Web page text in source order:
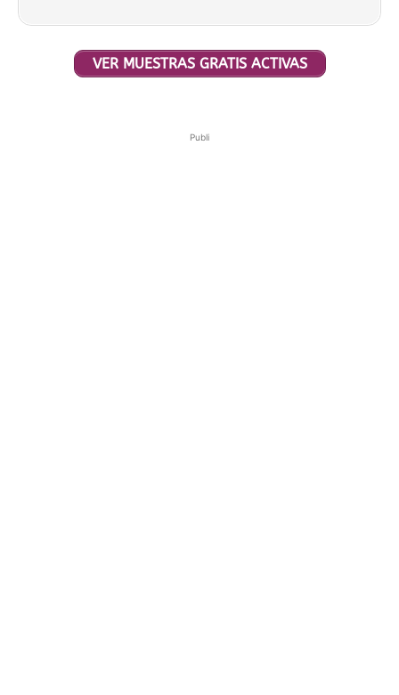
VER MUESTRAS GRATIS ACTIVAS
Publi